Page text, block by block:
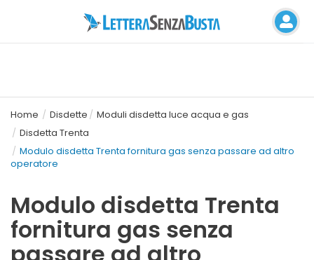
Home Disdette
Moduli disdetta luce acqua e gas
Disdetta Trenta
Modulo disdetta Trenta fornitura gas senza passare ad altro
operatore
Modulo disdetta Trenta
fornitura gas senza